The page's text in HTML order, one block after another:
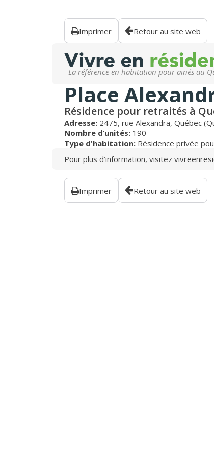
Imprimer Retour au site web
La référence en habitation pour ainés au
Place
Résidence pour retraités à
Adresse: 2475, rue Alexandra, Québec
Nombre d’unités: 190
Type d'habitation: Résidence privée
Pour plus d’information, visitez
Imprimer Retour au site web